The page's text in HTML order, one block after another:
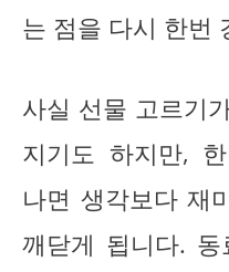
는 점을 다시 한번
사실 선물 고르기
지기도 하지만,
나면 생각보다 재
깨닫게 됩니다.